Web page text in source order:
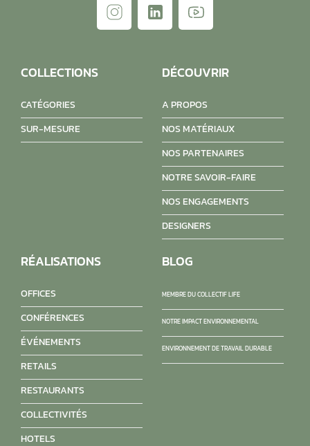
COLLECTIONS
CATÉGORIES
SUR-MESURE
DÉCOUVRIR
A PROPOS
NOS MATÉRIAUX
NOS PARTENAIRES
NOTRE SAVOIR-FAIRE
NOS ENGAGEMENTS
DESIGNERS
RÉALISATIONS
OFFICES
CONFÉRENCES
ÉVÉNEMENTS
RETAILS
RESTAURANTS
COLLECTIVITÉS
HOTELS
BLOG
MEMBRE DU COLLECTIF LIFE
NOTRE IMPACT ENVIRONNEMENTAL
ENVIRONNEMENT DE TRAVAIL DURABLE